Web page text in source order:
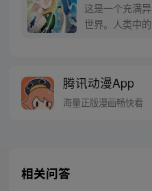
这是一个充满
世界。人类中
奶谁谁社死的
周日更新）
腾讯动漫App
海量正版漫画畅快看
相关问答